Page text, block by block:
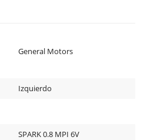
General Motors
Izquierdo
SPARK 0.8 MPI 6V